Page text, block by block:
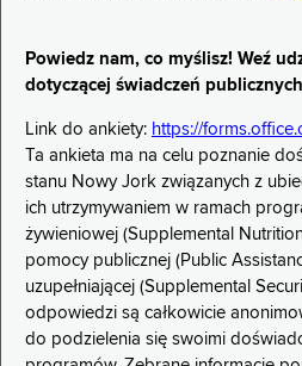
Powiedz nam, co myślisz! Weź
dotyczącej świadczeń
Link do ankiety: https://
Ta ankieta ma na celu poznanie
stanu Nowy Jork związanych z
ich utrzymywaniem w ramach
żywieniowej (Supplemental
pomocy publicznej (Public
uzupełniającej (Supplemental
odpowiedzi są całkowicie
do podzielenia się swoimi